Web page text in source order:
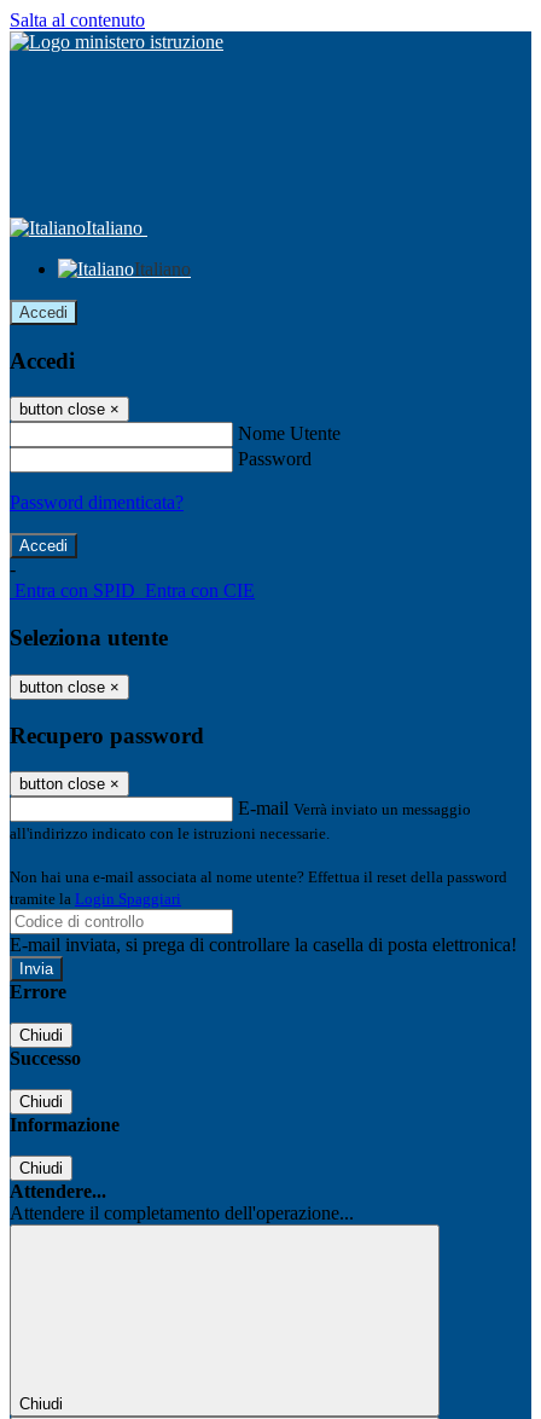
Salta al contenuto
Italiano
Italiano
Accedi
Accedi
button close ×
Nome Utente
Password
Password dimenticata?
-
Entra con SPID Entra con CIE
Seleziona utente
button close ×
Recupero password
button close ×
E-mail Verrà inviato un messaggio
all'indirizzo indicato con le istruzioni necessarie.
Non hai una e-mail associata al nome utente? Effettua il reset della password
tramite la Login Spaggiari
E-mail inviata, si prega di controllare la casella di posta elettronica!
Errore
Chiudi
Successo
Chiudi
Informazione
Chiudi
Attendere...
Attendere il completamento dell'operazione...
Chiudi